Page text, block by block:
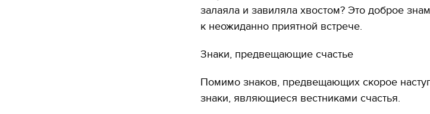
залаяла и завиляла хвостом? Это доброе
к неожиданно приятной встрече.
Знаки, предвещающие счастье
Помимо знаков, предвещающих скорое
знаки, являющиеся вестниками счастья.